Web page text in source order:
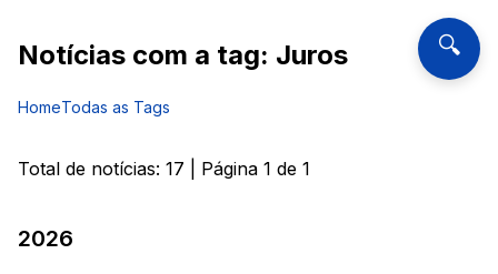
🔍
Notícias com a tag: Juros
HomeTodas as Tags
Total de notícias: 17 | Página 1 de 1
2026